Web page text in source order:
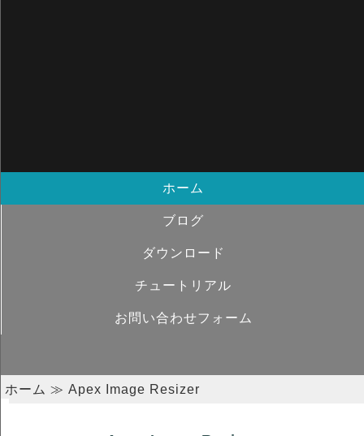
ホーム
ブログ
ダウンロード
チュートリアル
お問い合わせフォーム
ホーム ≫ Apex Image Resizer